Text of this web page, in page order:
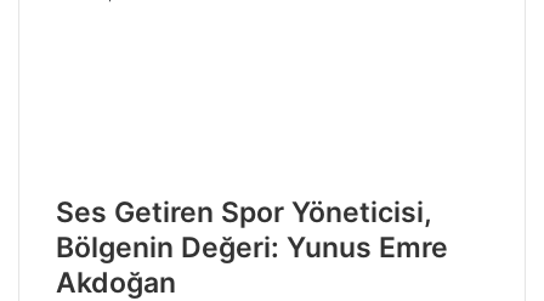
Ses Getiren Spor Yöneticisi,
Bölgenin Değeri: Yunus Emre
Akdoğan